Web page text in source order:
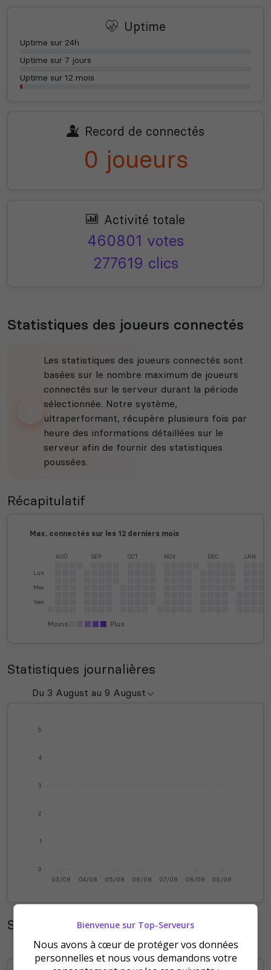
Uptime
Uptime sur 24h
Uptime sur 7 jours
Uptime sur 12 mois
Record de connectés
0 joueurs
Activité totale
460801 votes
277619 clics
Statistiques des joueurs connectés
Les statistiques des joueurs connectés sont
basées sur le nombre maximum de joueurs
connectés sur le serveur durant la période
sélectionnée. Notre système,
ultraperformant, récupère plusieurs fois par
heure des informations détaillées sur le
serveur afin de fournir des statistiques
poussées.
Récapitulatif
Max. connectés sur les 12 derniers mois
Lun
Mer
Ven
AOÛ SEP OCT NOV DEC JAN
Moins Plus
Statistiques journalières
0
1
2
3
4
5
03/08 04/08 05/08 06/08 07/08 08/08 09/08
Statistiques mensuelles
Bienvenue sur Top-Serveurs
Nous avons à cœur de protéger vos données
personnelles et nous vous demandons votre